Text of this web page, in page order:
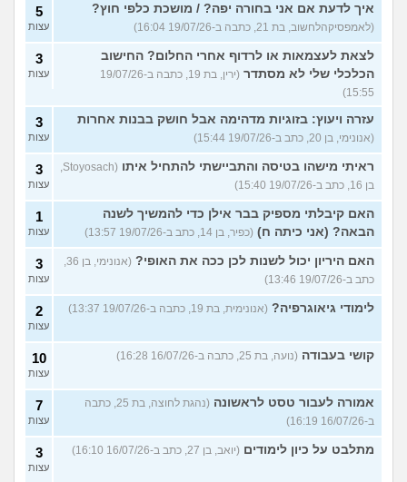
איך לדעת אם אני בחורה יפה? / מושכת כלפי חוץ?
(לאמפסיקהלחשוב, בת 21, כתבה ב-19/07/26 16:04)
5
עצות
לצאת לעצמאות או לרדוף אחרי החלום? החישוב
הכלכלי שלי לא מסתדר
(ירין, בת 19, כתבה ב-19/07/26
15:55)
3
עצות
עזרה ויעוץ: בזוגיות מדהימה אבל חושק בבנות אחרות
(אנונימי, בן 20, כתב ב-19/07/26 15:44)
3
עצות
ראיתי מישהו בטיסה והתביישתי להתחיל איתו
בן 16, כתב ב-19/07/26 15:40)
3
עצות
האם קיבלתי מספיק בבר אילן כדי להמשיך לשנה
הבאה? (אני כיתה ח) (כפיר, בן 14, כתב ב-19/07/26 13:57)
1
עצות
האם היריון יכול לשנות לכן ככה את האופי?
כתב ב-19/07/26 13:46)
3
עצות
לימודי גיאוגרפיה? (אנונימית, בת 19, כתבה ב-19/07/26 13:37) 2
עצות
קושי בעבודה (נועה, בת 25, כתבה ב-16/07/26 16:28) 10
עצות
אמורה לעבור טסט לראשונה
(נהגת לחוצה, בת 25, כתבה
ב-16/07/26 16:19)
7
עצות
מתלבט על כיון לימודים (יואב, בן 27, כתב ב-16/07/26 16:10) 3
עצות